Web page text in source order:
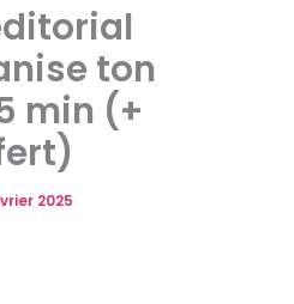
ton
min (+
2025